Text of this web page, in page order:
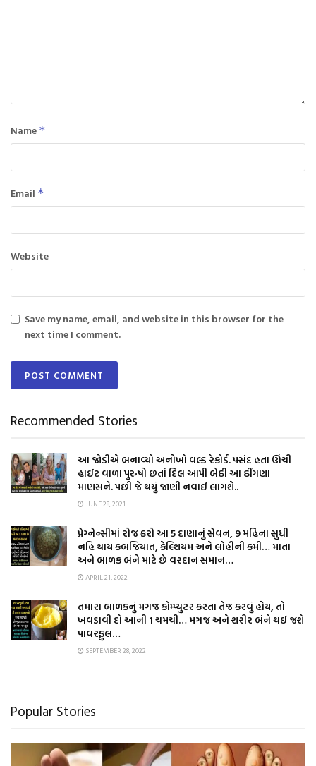
Name *
Email *
Website
Save my name, email, and website in this browser for the
next time I comment.
Recommended Stories
આ જોડીએ બનાવ્યો અનોખો વલ્ડ રેકોર્ડ. પસંદ હતા ઊંચી
હાઈટ વાળા પુરુષો છતાં દિલ આપી બેઠી આ ઠીંગણા
માણસને. પછી જે થયું જાણી નવાઈ લાગશે..
JUNE 28, 2021
પ્રેગ્નેન્સીમાં રોજ કરો આ 5 દાણાનું સેવન, 9 મહિના સુધી
નહિ થાય કબજિયાત, કેલ્શિયમ અને લોહીની કમી… માતા
અને બાળક બંને માટે છે વરદાન સમાન…
APRIL 21, 2022
તમારા બાળકનું મગજ કોમ્પ્યુટર કરતા તેજ કરવું હોય, તો
ખવડાવી દો આની 1 ચમચી… મગજ અને શરીર બંને થઈ જશે
પાવરફુલ…
SEPTEMBER 28, 2022
Popular Stories